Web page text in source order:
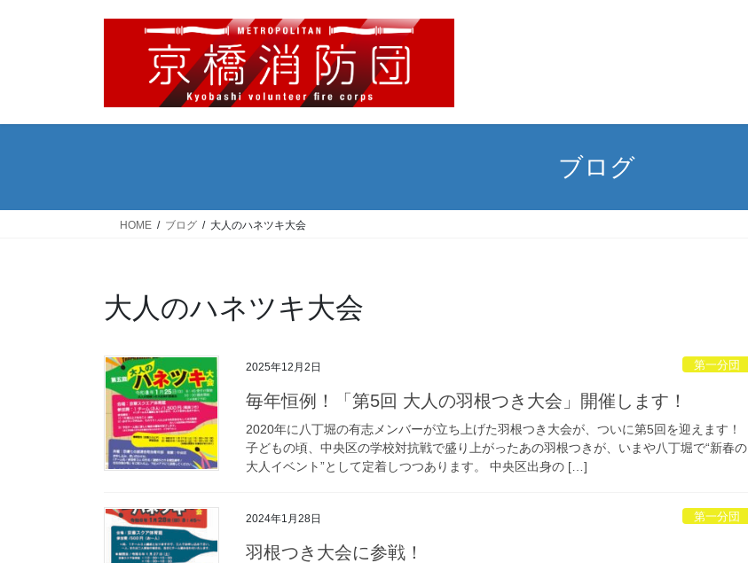
ブログ
HOME ブログ 大人のハネツキ大会
大人のハネツキ大会
2025年12月2日 第一分団
毎年恒例！「第5回 大人の羽根つき大会」開催します！
2020年に八丁堀の有志メンバーが立ち上げた羽根つき大会が、ついに第5回を迎えます！
子どもの頃、中央区の学校対抗戦で盛り上がったあの羽根つきが、いまや八丁堀で“新春の
大人イベント”として定着しつつあります。 中央区出身の […]
2024年1月28日 第一分団
羽根つき大会に参戦！